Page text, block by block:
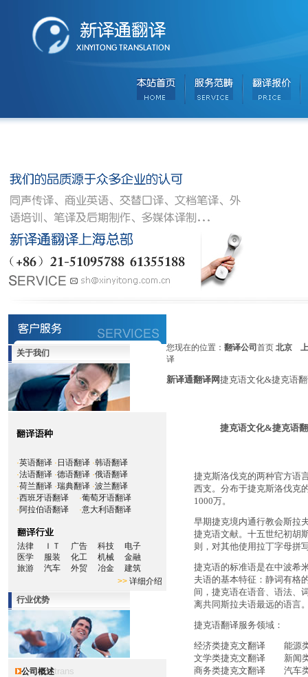
关于我们
·英语翻译 · 日语翻译 ·韩语翻译
·法语翻译 ·德语翻译 ·俄语翻译
·荷兰翻译 ·瑞典翻译 ·波兰翻译
·西班牙语翻译 ·葡萄牙语翻译
·阿拉伯语翻译 ·意大利语翻译
法律 ＩＴ 广告 科技
电子
医学
服装 化工 机械 金融
旅游
汽车 外贸 冶金
建筑
>> 详细介绍
行业优势
公司概述trans
您现在的位置： 翻译公司 首页 北京
译
新译通翻译网捷克语文化&捷克语
捷克语文化&捷克语
捷克斯洛伐克的两种官方语
西支。分布于捷克斯洛伐克
1000万。
早期捷克境内通行教会斯拉
捷克语文献。十五世纪初胡
则，对其他使用拉丁字母拼
捷克语的标准语是在中波希
夫语的基本特征：静词有格
间，捷克语在语音、语法、
离共同斯拉夫语最远的语言
捷克语翻译服务领域：
经济类捷克文翻译 能源
文学类捷克文翻译 新闻
商务类捷克文翻译 汽车